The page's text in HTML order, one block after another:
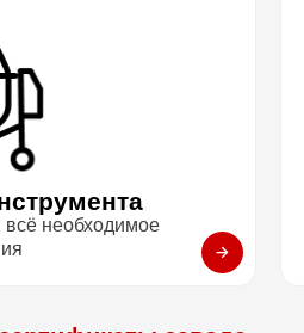
всё необходимое